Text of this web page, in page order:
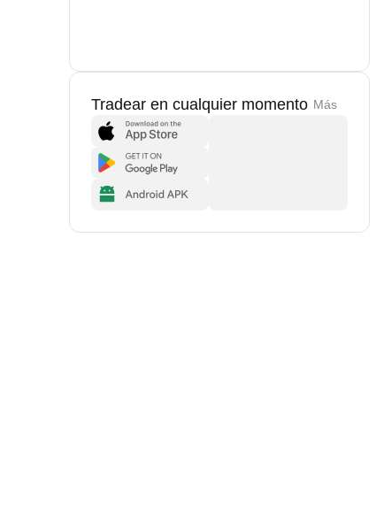
Tradear en cualquier momento Más